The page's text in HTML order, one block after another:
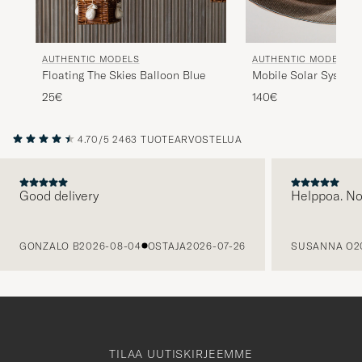
Article très beau, envoiem rapide et très bien
emballé
DOUHA H
OSTETTU OSOITTEESSA CAREOFCARL.COM
protégé. Je recommende
DOUHA H
AUTHENTIC MODELS
Floating The Skies Balloon Blue
25€
AUTHENTIC MODELS
Mobile Solar System
140€
4.70/5 2463 TUOTEARVOSTELUA
Good delivery
GONZALO B2026-08-04 OSTAJA2026-07-26
Helppoa.
SUSANNA O
TILAA UUTISKIRJEEMME